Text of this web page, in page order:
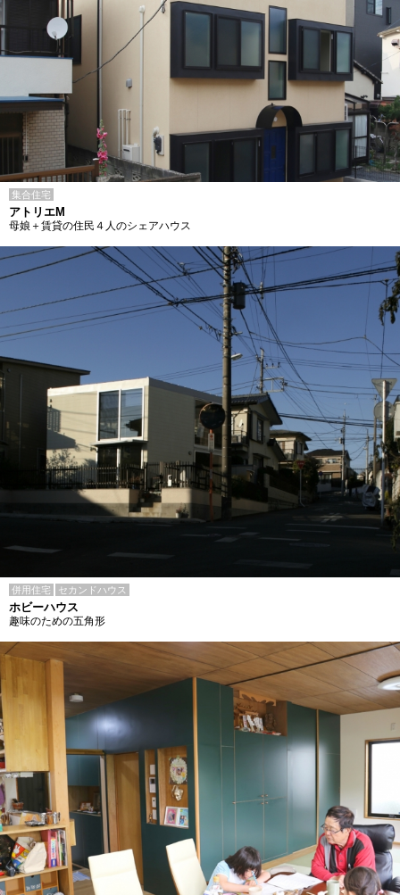
集合住宅
アトリエM
母娘＋賃貸の住民４人のシェアハウス
併用住宅 セカンドハウス
ホビーハウス
趣味のための五角形